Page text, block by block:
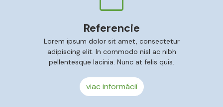
Referencie
Lorem ipsum dolor sit amet, consectetur
adipiscing elit. In commodo nisl ac nibh
pellentesque lacinia. Nunc at felis quis.
viac informácií